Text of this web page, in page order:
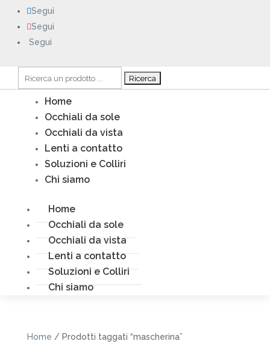
Segui
Segui
Segui
Home
Occhiali da sole
Occhiali da vista
Lenti a contatto
Soluzioni e Colliri
Chi siamo
Home
Occhiali da sole
Occhiali da vista
Lenti a contatto
Soluzioni e Colliri
Chi siamo
Home / Prodotti taggati “mascherina”